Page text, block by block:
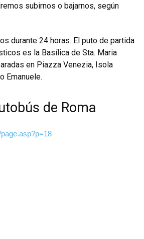
subirnos o bajarnos, según
durante 24 horas. El puto de partida
es la Basílica de Sta. Maria
en Piazza Venezia, Isola
Emanuele.
de Roma